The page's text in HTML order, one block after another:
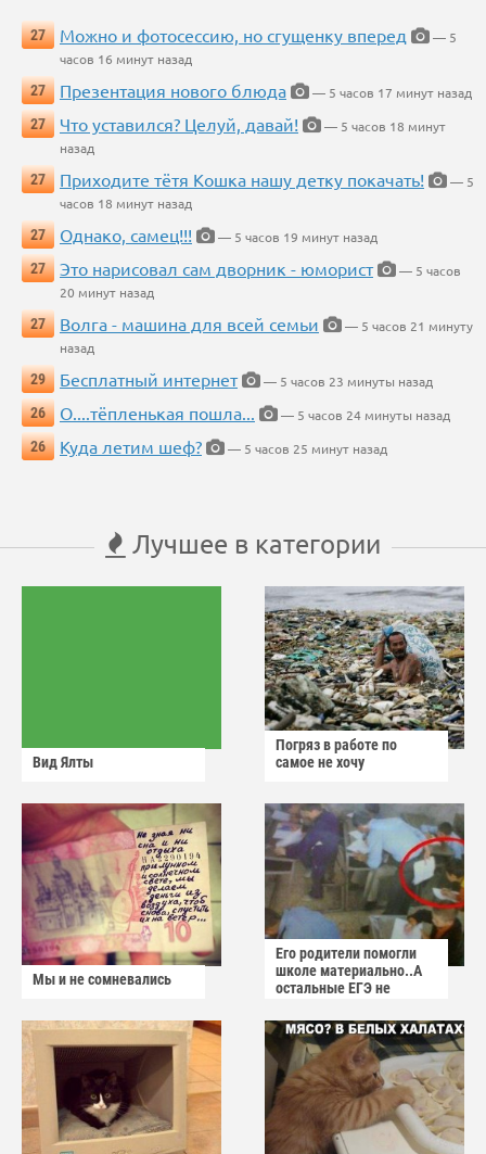
27 Можно и фотосессию, но сгущенку вперед
— 5
часов 16 минут назад
27
Презентация нового блюда
— 5 часов 17 минут назад
27
Что уставился? Целуй, давай!
— 5 часов 18 минут
назад
27
Приходите тётя Кошка нашу детку покачать!
— 5
часов 18 минут назад
27
Однако, самец!!!
— 5 часов 19 минут назад
27
Это нарисовал сам дворник - юморист
— 5 часов
20 минут назад
27
Волга - машина для всей семьи
— 5 часов 21 минуту
назад
29
Бесплатный интернет
— 5 часов 23 минуты назад
26
О....тёпленькая пошла...
— 5 часов 24 минуты назад
26
Куда летим шеф? — 5 часов 25 минут назад
Лучшее в категории
Вид Ялты
Погряз в работе по
самое не хочу
Мы и не сомневались
Его родители помогли
школе материально..А
остальные ЕГЭ не